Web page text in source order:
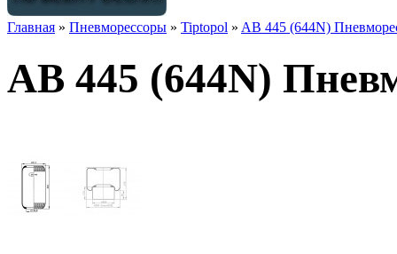
Главная » Пневморессоры » Tiptopol » AB 445 (644N)
AB 445 (644N)